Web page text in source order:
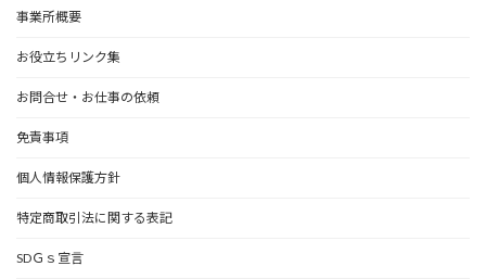
事業所概要
お役立ちリンク集
お問合せ・お仕事の依頼
免責事項
個人情報保護方針
特定商取引法に関する表記
SDＧｓ宣言